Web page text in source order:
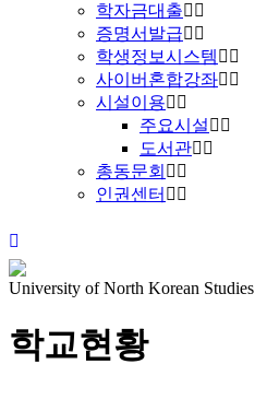
학자금대출
증명서발급
학생정보시스템
사이버혼합강좌
시설이용
주요시설
도서관
총동문회
인권센터
University of North Korean Studies
학교현황